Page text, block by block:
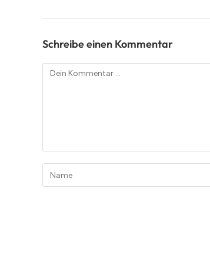
Schreibe einen Kommentar